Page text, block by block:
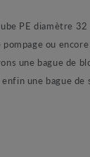
PE diamètre
ou
une bague de
une bague